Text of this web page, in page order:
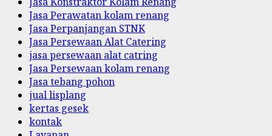
Jasa Perawatan kolam renang
Jasa Perpanjangan STNK
Jasa Persewaan Alat Catering
jasa persewaan alat catring
Jasa Persewaan kolam renang
Jasa tebang pohon
jual lisplang
kertas gesek
kontak